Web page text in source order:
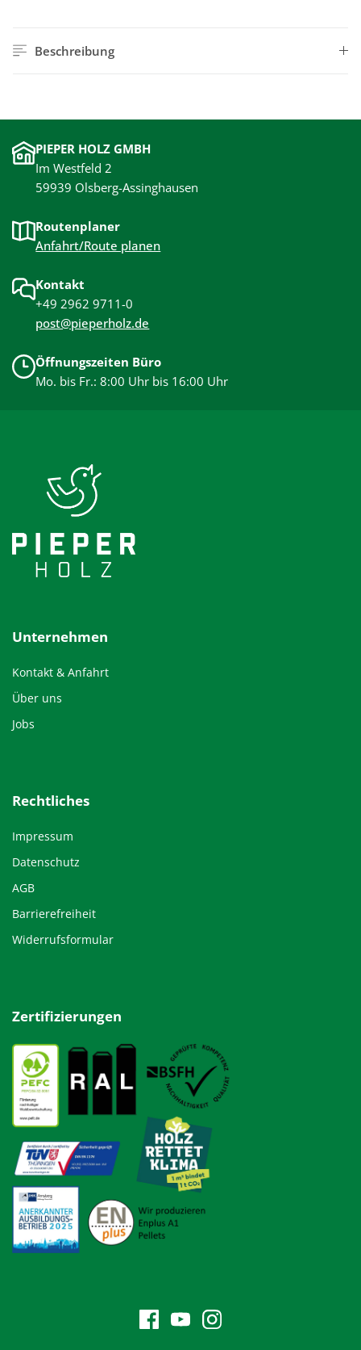
Beschreibung
PIEPER HOLZ GMBH
Im Westfeld 2
59939 Olsberg-Assinghausen
Routenplaner
Anfahrt/Route planen
Kontakt
+49 2962 9711-0
post@pieperholz.de
Öffnungszeiten Büro
Mo. bis Fr.: 8:00 Uhr bis 16:00 Uhr
Unternehmen
Kontakt & Anfahrt
Über uns
Jobs
Rechtliches
Impressum
Datenschutz
AGB
Barrierefreiheit
Widerrufsformular
Zertifizierungen